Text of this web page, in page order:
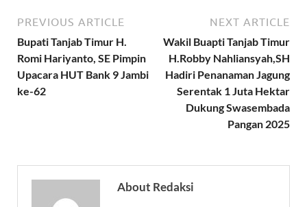
PREVIOUS ARTICLE
Bupati Tanjab Timur H.
Romi Hariyanto, SE Pimpin
Upacara HUT Bank 9 Jambi
ke-62
NEXT ARTICLE
Wakil Buapti Tanjab Timur
H.Robby Nahliansyah,SH
Hadiri Penanaman Jagung
Serentak 1 Juta Hektar
Dukung Swasembada
Pangan 2025
About Redaksi